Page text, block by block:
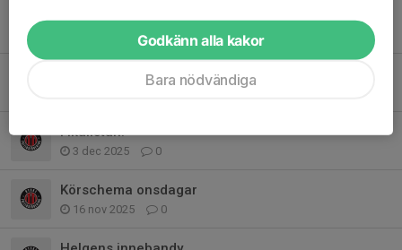
0
Inställd träning!
Fikalistan!
3 dec 2025 0
Körschema onsdagar
16 nov 2025 0
Godkänn alla kakor
Bara nödvändiga